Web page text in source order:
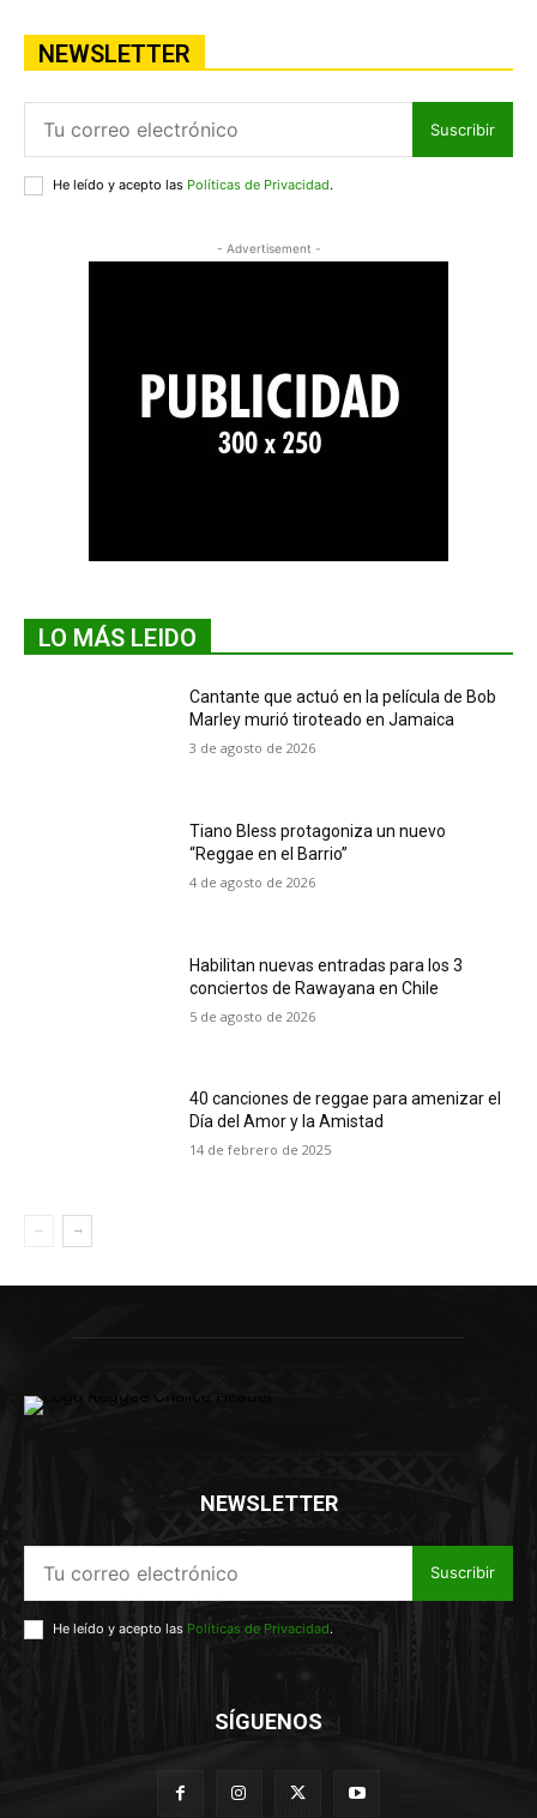
NEWSLETTER
Suscribir
He leído y acepto las Políticas de Privacidad.
- Advertisement -
LO MÁS LEIDO
Cantante que actuó en la película de Bob
Marley murió tiroteado en Jamaica
3 de agosto de 2026
Tiano Bless protagoniza un nuevo
“Reggae en el Barrio”
4 de agosto de 2026
Habilitan nuevas entradas para los 3
conciertos de Rawayana en Chile
5 de agosto de 2026
40 canciones de reggae para amenizar el
Día del Amor y la Amistad
14 de febrero de 2025
NEWSLETTER
Suscribir
He leído y acepto las Políticas de Privacidad.
SÍGUENOS